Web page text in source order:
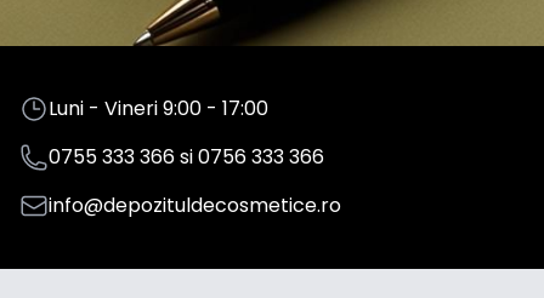
Luni - Vineri 9:00 - 17:00
0755 333 366si0756 333 366
info@depozituldecosmetice.ro